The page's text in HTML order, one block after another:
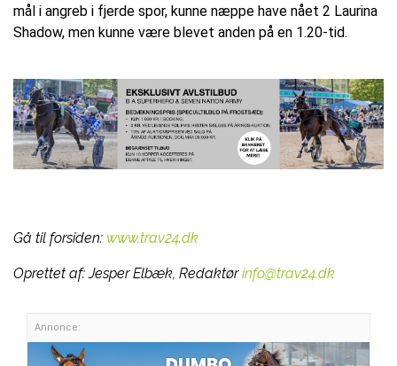
mål i angreb i fjerde spor, kunne næppe have nået 2 Laurina
Shadow, men kunne være blevet anden på en 1.20-tid.
Gå til forsiden: www.trav24.dk
Oprettet af:Jesper Elbæk, Redaktør info@trav24.dk
Annonce: